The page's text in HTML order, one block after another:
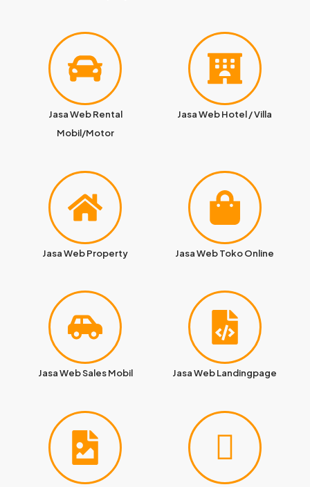
Jasa Web Rental
Mobil/Motor
Jasa Web Hotel / Villa
Jasa Web Property Jasa Web Toko Online
Jasa Web Sales Mobil Jasa Web Landingpage